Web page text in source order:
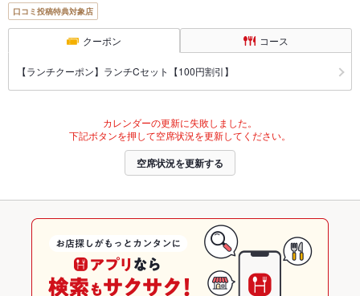
口コミ投稿特典対象店
クーポン コース
【ランチクーポン】ランチCセット【100円割引】
カレンダーの更新に失敗しました。
下記ボタンを押して空席状況を更新してください。
空席状況を更新する